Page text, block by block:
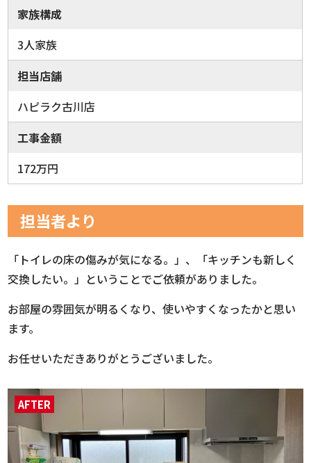
家族構成
3人家族
担当店舗
ハピラク古川店
工事金額
172万円
担当者より
「トイレの床の傷みが気になる。」、「キッチンも新しく
交換したい。」ということでご依頼がありました。
お部屋の雰囲気が明るくなり、使いやすくなったかと思い
ます。
お任せいただきありがとうございました。
AFTER